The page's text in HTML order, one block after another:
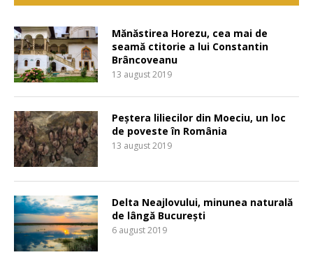
Mănăstirea Horezu, cea mai de
seamă ctitorie a lui Constantin
Brâncoveanu
13 august 2019
Peștera liliecilor din Moeciu, un loc
de poveste în România
13 august 2019
Delta Neajlovului, minunea naturală
de lângă București
6 august 2019